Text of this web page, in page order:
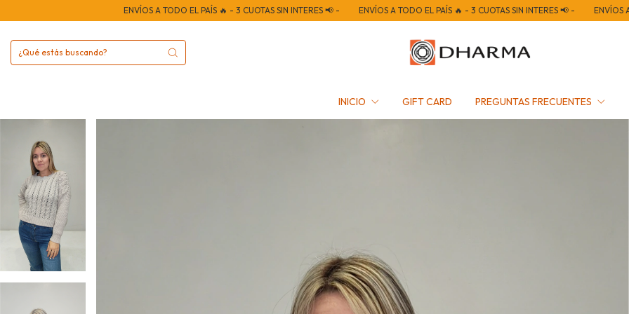
ENVÍOS A TODO EL PAÍS 🔥 - 3 CUOTAS SIN INTERES 📢 - ENVÍOS A TODO EL PAÍS 🔥 - 3 CUOTAS SIN INTERES 📢 - ENVÍOS A TODO EL PAÍS 🔥 - 3
INICIO GIFT CARD PREGUNTAS FRECUENTES